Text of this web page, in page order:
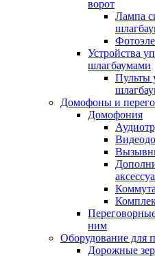
ворот
Лампа
Устройства
шлагбаумами
Пульты
Домофоны и
Домофония
ним
Оборудование для
Дорожные